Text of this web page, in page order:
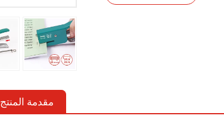
مقدمة المنتج